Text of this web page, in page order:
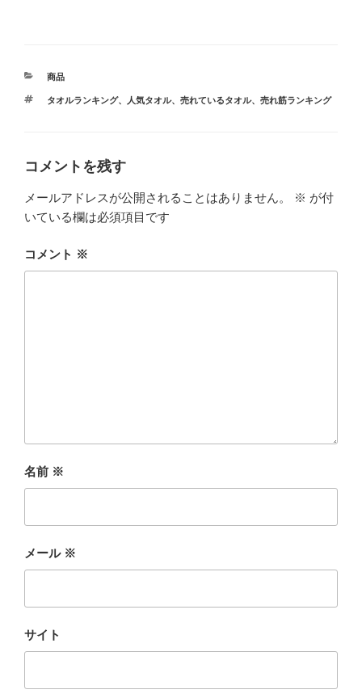
カ
ゴ
商品
タ
タオルランキング、 人気タオル、 売れているタオル、 売れ筋ランキング
コメントを残す
メールアドレスが公開されることはありません。 ※ が付
いている欄は必須項目です
コメント ※
名前 ※
メール ※
サイト